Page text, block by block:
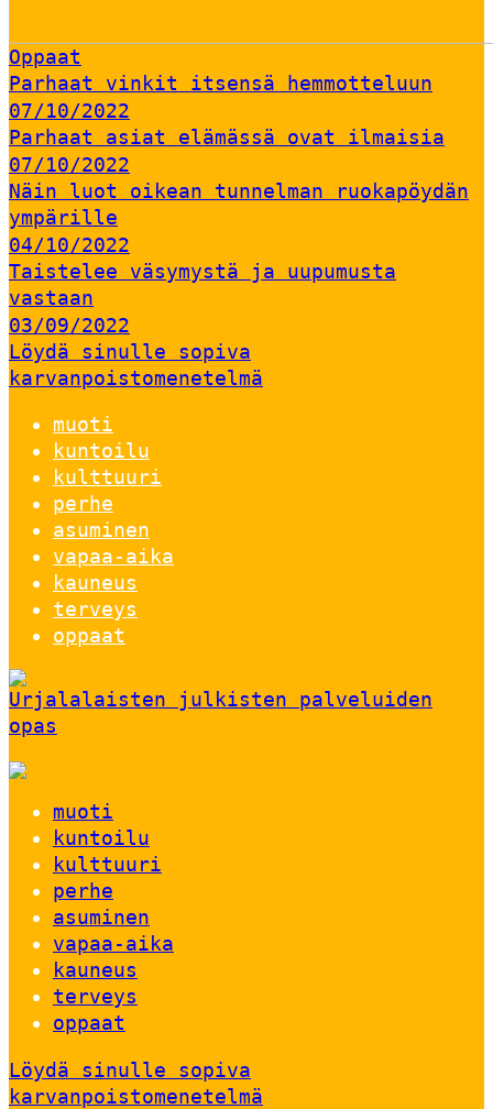
Oppaat
Parhaat vinkit itsensä hemmotteluun
07/10/2022
Parhaat asiat elämässä ovat ilmaisia
07/10/2022
Näin luot oikean tunnelman ruokapöydän
ympärille
04/10/2022
Taistelee väsymystä ja uupumusta
vastaan
03/09/2022
Löydä sinulle sopiva
karvanpoistomenetelmä
muoti
kuntoilu
kulttuuri
perhe
asuminen
vapaa-aika
kauneus
terveys
oppaat
Urjalalaisten julkisten palveluiden
opas
muoti
kuntoilu
kulttuuri
perhe
asuminen
vapaa-aika
kauneus
terveys
oppaat
Löydä sinulle sopiva
karvanpoistomenetelmä